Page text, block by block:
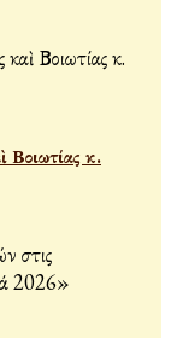
Βοιωτίας κ.